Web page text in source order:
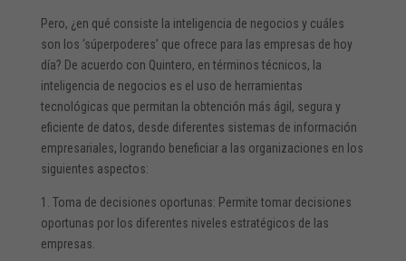
Pero, ¿en qué consiste la inteligencia de negocios y cuáles
son los ‘súperpoderes’ que ofrece para las empresas de hoy
día? De acuerdo con Quintero, en términos técnicos, la
inteligencia de negocios es el uso de herramientas
tecnológicas que permitan la obtención más ágil, segura y
eficiente de datos, desde diferentes sistemas de información
empresariales, logrando beneficiar a las organizaciones en los
siguientes aspectos:
1. Toma de decisiones oportunas: Permite tomar decisiones
oportunas por los diferentes niveles estratégicos de las
empresas.